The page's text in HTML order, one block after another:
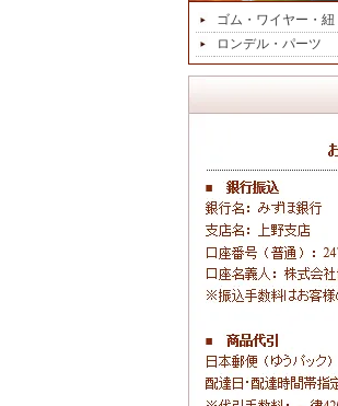
ゴム・ワイヤー・紐
ロンデル・パーツ